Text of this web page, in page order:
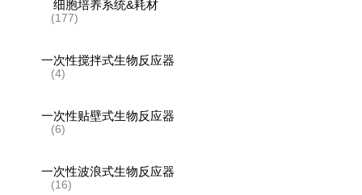
细胞培养系统&耗材
(177)
一次性搅拌式生物反应器
(4)
一次性贴壁式生物反应器
(6)
一次性波浪式生物反应器
(16)